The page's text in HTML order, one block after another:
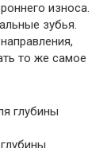
износа.
зубья.
то же самое